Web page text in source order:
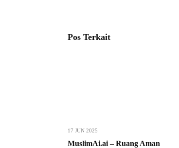
Pos Terkait
17 JUN 2025
MuslimAi.ai – Ruang Aman